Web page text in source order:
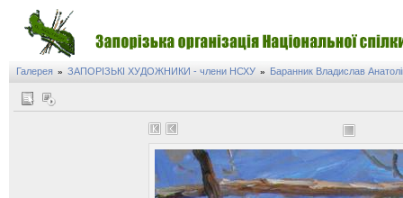
Галерея » ЗАПОРІЗЬКІ ХУДОЖНИКИ - члени НСХУ » Баранник Владислав